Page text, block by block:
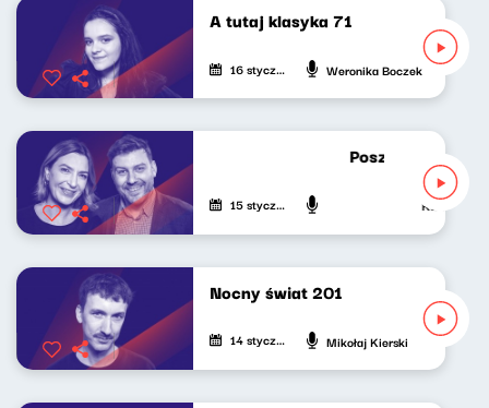
A tutaj klasyka 71
16 stycznia 2025 Weronika Boczek
Poszukiwacze
15 stycznia 2025 Katarzyna
Nocny świat 201
14 stycznia 2025 Mikołaj Kierski